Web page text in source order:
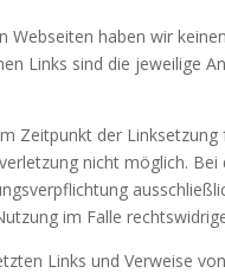
haben wir
Links sind die jeweilige
Zeitpunkt der
nicht möglich.
im Falle
Links und Verweise